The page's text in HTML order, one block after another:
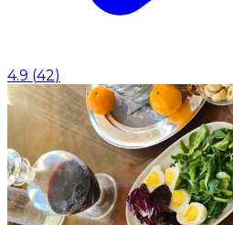
4.9 (42)